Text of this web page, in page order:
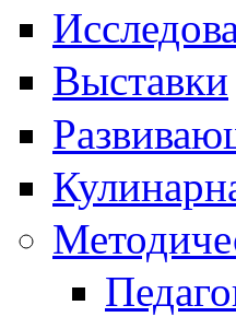
Выставки